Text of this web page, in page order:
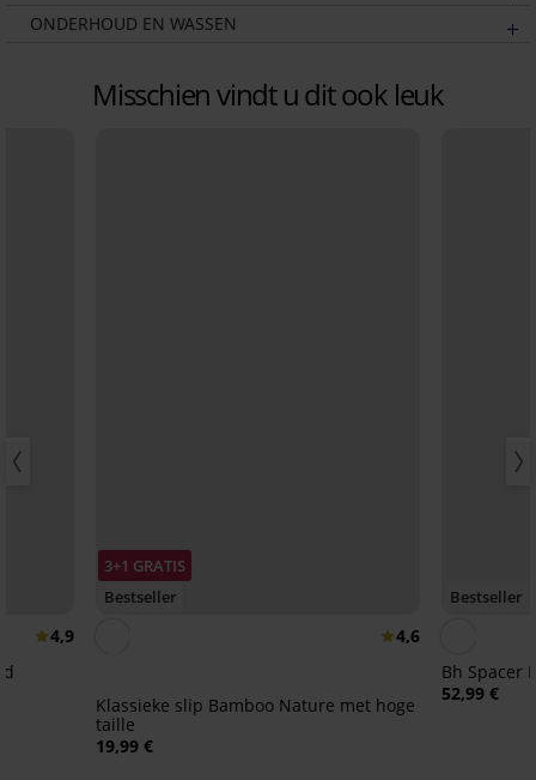
ONDERHOUD EN WASSEN
Misschien vindt u dit ook leuk
4,9
3+1 GRATIS
Bestseller
4,6
Klassieke slip Bamboo Nature met hoge
taille
19,99 €
Bestseller
52,99 €